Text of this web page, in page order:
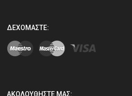
ΔΕΧΌΜΑΣΤΕ:
ΑΚΟΛΟΥΘΉΣΤΕ ΜΑΣ: